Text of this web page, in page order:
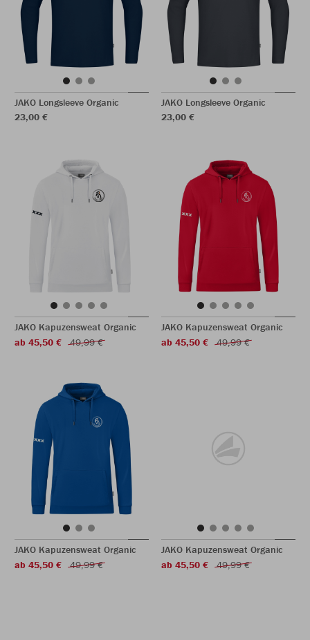
JAKO Longsleeve Organic
23,00 €
JAKO Longsleeve Organic
23,00 €
JAKO Kapuzensweat Organic
ab 45,50 €
49,99 €
JAKO Kapuzensweat Organic
ab 45,50 €
49,99 €
JAKO Kapuzensweat Organic
ab 45,50 €
49,99 €
JAKO Kapuzensweat Organic
ab 45,50 €
49,99 €